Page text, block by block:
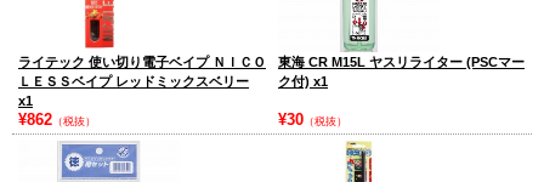
ライテック 使い切り電子ベイプ ＮＩＣＯ
ＬＥＳＳベイプ レッドミックスベリー
x1
¥862 （税抜）
東海 CR M15L ヤスリライター (PSCマー
ク付) x1
¥30 （税抜）